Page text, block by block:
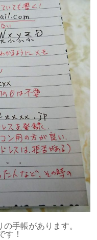
手帳があります。
す！